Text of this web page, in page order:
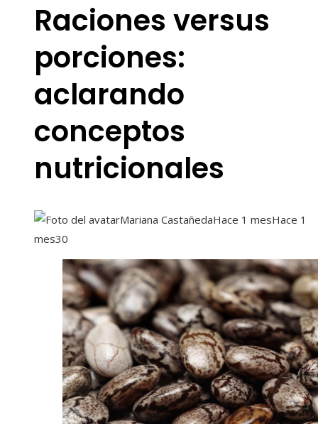
Raciones versus
porciones:
aclarando
conceptos
nutricionales
Mariana CastañedaHace 1 mesHace 1
mes30